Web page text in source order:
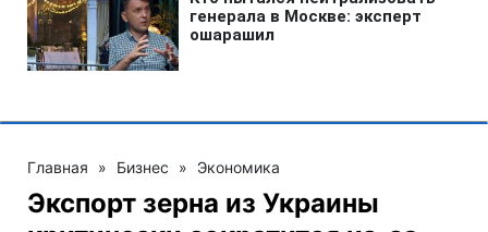
Главная » Бизнес » Экономика
Экспорт зерна из Украины